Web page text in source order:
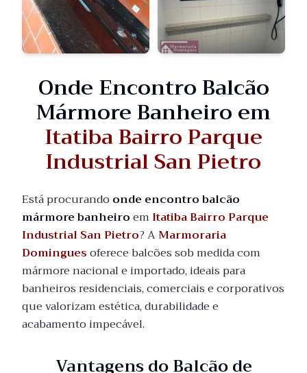
Onde Encontro Balcão
Mármore Banheiro em
Itatiba Bairro Parque
Industrial San Pietro
Está procurando onde encontro balcão
mármore banheiroem Itatiba Bairro Parque
Industrial San Pietro? AMarmoraria
Dominguesoferece balcões sob medida com
mármore nacional e importado, ideais para
banheiros residenciais, comerciais e corporativos
que valorizam estética, durabilidade e
acabamento impecável.
Vantagens do Balcão de